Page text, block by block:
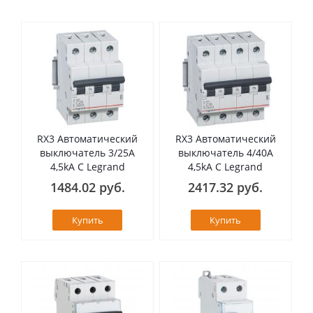
RX3 Автоматический
выключатель 3/25А
4,5kA C Legrand
1484.02 руб.
Купить
RX3 Автоматический
выключатель 4/40А
4,5kA C Legrand
2417.32 руб.
Купить